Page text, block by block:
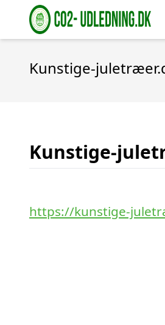
Kunstige-
Kunstige-
https://kunstige-